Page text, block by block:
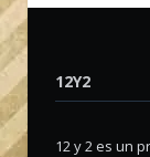
12Y2
12 y 2 es un